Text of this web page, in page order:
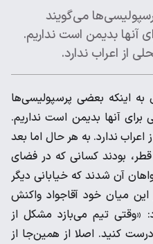
می‌گویند
آنها بدیمن است نداریم.
از اعراب ندارد.
به اینکه بعضی پرسپولیسی‌ها
برای آنها بدیمن است نداریم.
ندارد. به هر حال اما بعد
بودند کسانی که در فضای
آن شدند که خیابانی دیگر
این میان خود آقاجواد واکنش
«وقتی تیم می‌بازد مشکل از
کنید. اصلا از همین‌جا از